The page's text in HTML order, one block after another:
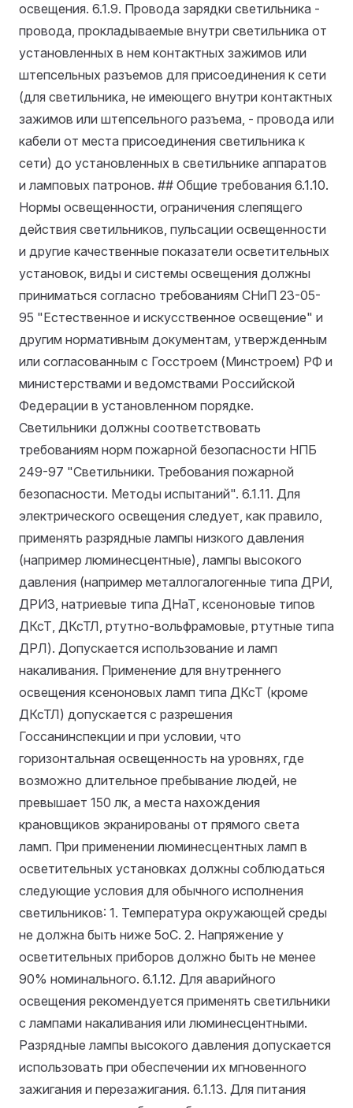
освещения. 6.1.9. Провода зарядки светильника -
провода, прокладываемые внутри светильника от
установленных в нем контактных зажимов или
штепсельных разъемов для присоединения к сети
(для светильника, не имеющего внутри контактных
зажимов или штепсельного разъема, - провода или
кабели от места присоединения светильника к
сети) до установленных в светильнике аппаратов
и ламповых патронов. ## Общие требования 6.1.10.
Нормы освещенности, ограничения слепящего
действия светильников, пульсации освещенности
и другие качественные показатели осветительных
установок, виды и системы освещения должны
приниматься согласно требованиям СНиП 23-05-
95 "Естественное и искусственное освещение" и
другим нормативным документам, утвержденным
или согласованным с Госстроем (Минстроем) РФ и
министерствами и ведомствами Российской
Федерации в установленном порядке.
Светильники должны соответствовать
требованиям норм пожарной безопасности НПБ
249-97 "Светильники. Требования пожарной
безопасности. Методы испытаний". 6.1.11. Для
электрического освещения следует, как правило,
применять разрядные лампы низкого давления
(например люминесцентные), лампы высокого
давления (например металлогалогенные типа ДРИ,
ДРИЗ, натриевые типа ДНаТ, ксеноновые типов
ДКсТ, ДКсТЛ, ртутно-вольфрамовые, ртутные типа
ДРЛ). Допускается использование и ламп
накаливания. Применение для внутреннего
освещения ксеноновых ламп типа ДКсТ (кроме
ДКсТЛ) допускается с разрешения
Госсанинспекции и при условии, что
горизонтальная освещенность на уровнях, где
возможно длительное пребывание людей, не
превышает 150 лк, а места нахождения
крановщиков экранированы от прямого света
ламп. При применении люминесцентных ламп в
осветительных установках должны соблюдаться
следующие условия для обычного исполнения
светильников: 1. Температура окружающей среды
не должна быть ниже 5oC. 2. Напряжение у
осветительных приборов должно быть не менее
90% номинального. 6.1.12. Для аварийного
освещения рекомендуется применять светильники
с лампами накаливания или люминесцентными.
Разрядные лампы высокого давления допускается
использовать при обеспечении их мгновенного
зажигания и перезажигания. 6.1.13. Для питания